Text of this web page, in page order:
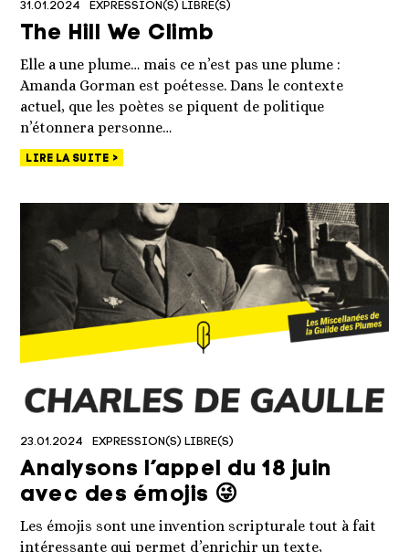
31.01.2024 EXPRESSION(S) LIBRE(S)
The Hill We Climb
Elle a une plume… mais ce n’est pas une plume :
Amanda Gorman est poétesse. Dans le contexte
actuel, que les poètes se piquent de politique
n’étonnera personne…
LIRE LA SUITE
23.01.2024 EXPRESSION(S) LIBRE(S)
Analysons l’appel du 18 juin
avec des émojis 😜
Les émojis sont une invention scripturale tout à fait
intéressante qui permet d’enrichir un texte,